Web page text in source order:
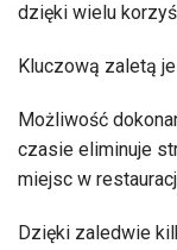
dzięki wielu
Kluczową zaletą
Możliwość
czasie eliminuje
miejsc w
Dzięki zaledwie